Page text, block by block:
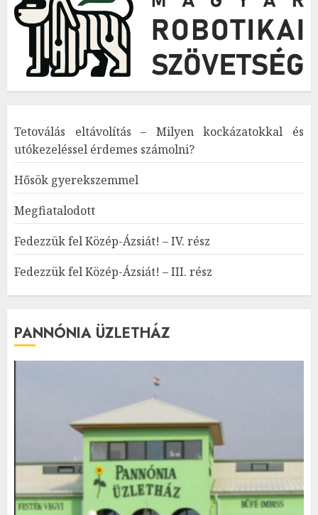
Tetoválás eltávolítás – Milyen kockázatokkal és
utókezeléssel érdemes számolni?
Hősök gyerekszemmel
Megfiatalodott
Fedezzük fel Közép-Ázsiát! – IV. rész
Fedezzük fel Közép-Ázsiát! – III. rész
PANNÓNIA ÜZLETHÁZ